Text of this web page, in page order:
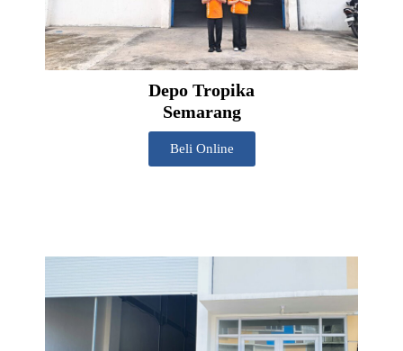
Depo Tropika
Semarang
Beli Online